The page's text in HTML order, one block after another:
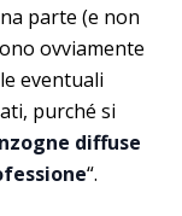
parte (e non
ovviamente
eventuali
purché si
diffuse
“.